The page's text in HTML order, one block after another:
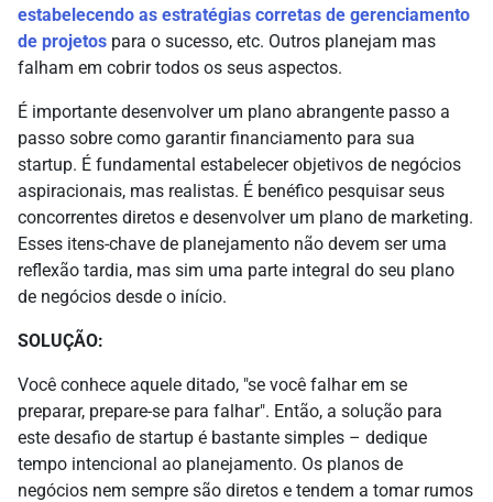
estabelecendo as estratégias corretas de gerenciamento
de projetos para o sucesso, etc. Outros planejam mas
falham em cobrir todos os seus aspectos.
É importante desenvolver um plano abrangente passo a
passo sobre como garantir financiamento para sua
startup. É fundamental estabelecer objetivos de negócios
aspiracionais, mas realistas. É benéfico pesquisar seus
concorrentes diretos e desenvolver um plano de marketing.
Esses itens-chave de planejamento não devem ser uma
reflexão tardia, mas sim uma parte integral do seu plano
de negócios desde o início.
SOLUÇÃO:
Você conhece aquele ditado, "se você falhar em se
preparar, prepare-se para falhar". Então, a solução para
este desafio de startup é bastante simples – dedique
tempo intencional ao planejamento. Os planos de
negócios nem sempre são diretos e tendem a tomar rumos